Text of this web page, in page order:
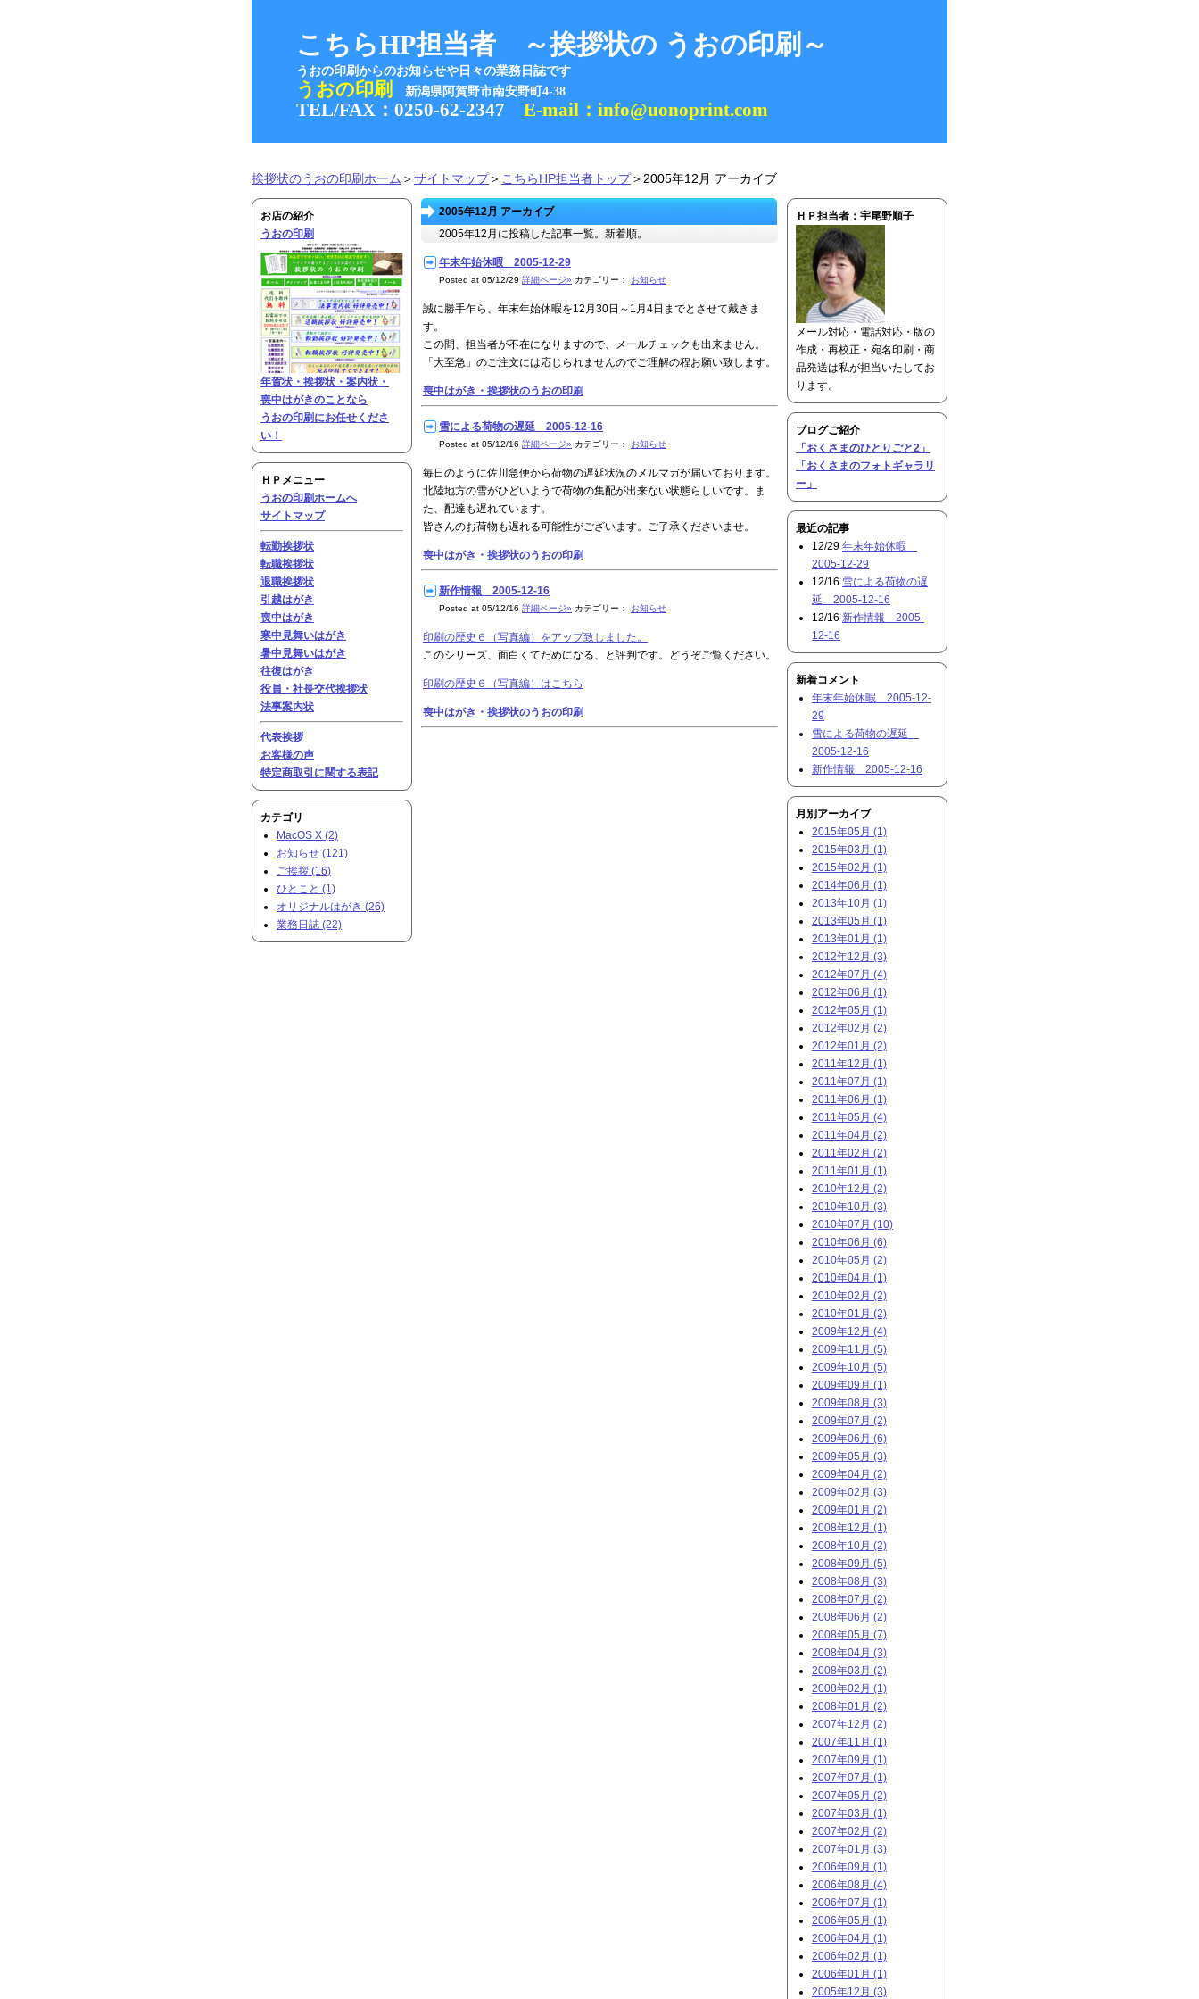
こちらHP担当者 ～挨拶状の うおの印刷～
うおの印刷からのお知らせや日々の業務日誌です
うおの印刷 新潟県阿賀野市南安野町4-38
TEL/FAX：0250-62-2347 E-mail：info@uonoprint.com
挨拶状のうおの印刷ホーム ＞サイトマップ＞ こちらHP担当者トップ＞2005年12月 アーカイブ
2005年12月 アーカイブ
2005年12月に投稿した記事一覧。新着順。
年末年始休暇 2005-12-29
Posted at 05/12/29 詳細ページ» カテゴリー： お知らせ
誠に勝手乍ら、年末年始休暇を12月30日～1月4日までとさせて戴きま
す。
この間、担当者が不在になりますので、メールチェックも出来ません。
「大至急」のご注文には応じられませんのでご理解の程お願い致します。
喪中はがき・挨拶状のうおの印刷
雪による荷物の遅延 2005-12-16
Posted at 05/12/16 詳細ページ» カテゴリー： お知らせ
毎日のように佐川急便から荷物の遅延状況のメルマガが届いております。
北陸地方の雪がひどいようで荷物の集配が出来ない状態らしいです。ま
た、配達も遅れています。
皆さんのお荷物も遅れる可能性がございます。ご了承くださいませ。
喪中はがき・挨拶状のうおの印刷
新作情報 2005-12-16
Posted at 05/12/16 詳細ページ» カテゴリー： お知らせ
印刷の歴史６（写真編）をアップ致しました。
このシリーズ、面白くてためになる、と評判です。どうぞご覧ください。
印刷の歴史６（写真編）はこちら
喪中はがき・挨拶状のうおの印刷
お店の紹介
うおの印刷
年賀状・挨拶状・案内状・
喪中はがきのことなら
うおの印刷にお任せくださ
い！
ＨＰメニュー
うおの印刷ホームへ
サイトマップ
転勤挨拶状
転職挨拶状
退職挨拶状
引越はがき
喪中はがき
寒中見舞いはがき
暑中見舞いはがき
往復はがき
役員・社長交代挨拶状
法事案内状
代表挨拶
お客様の声
特定商取引に関する表記
カテゴリ
MacOS X (2)
お知らせ (121)
ご挨拶 (16)
ひとこと (1)
オリジナルはがき (26)
業務日誌 (22)
ＨＰ担当者：宇尾野順子
メール対応・電話対応・版の
作成・再校正・宛名印刷・商
品発送は私が担当いたしてお
ります。
ブログご紹介
「おくさまのひとりごと2」
「おくさまのフォトギャラリ
ー」
最近の記事
12/29 年末年始休暇
2005-12-29
12/16 雪による荷物の遅
延 2005-12-16
12/16 新作情報 2005-
12-16
新着コメント
年末年始休暇 2005-12-
29
雪による荷物の遅延
2005-12-16
新作情報 2005-12-16
月別アーカイブ
2015年05月 (1)
2015年03月 (1)
2015年02月 (1)
2014年06月 (1)
2013年10月 (1)
2013年05月 (1)
2013年01月 (1)
2012年12月 (3)
2012年07月 (4)
2012年06月 (1)
2012年05月 (1)
2012年02月 (2)
2012年01月 (2)
2011年12月 (1)
2011年07月 (1)
2011年06月 (1)
2011年05月 (4)
2011年04月 (2)
2011年02月 (2)
2011年01月 (1)
2010年12月 (2)
2010年10月 (3)
2010年07月 (10)
2010年06月 (6)
2010年05月 (2)
2010年04月 (1)
2010年02月 (2)
2010年01月 (2)
2009年12月 (4)
2009年11月 (5)
2009年10月 (5)
2009年09月 (1)
2009年08月 (3)
2009年07月 (2)
2009年06月 (6)
2009年05月 (3)
2009年04月 (2)
2009年02月 (3)
2009年01月 (2)
2008年12月 (1)
2008年10月 (2)
2008年09月 (5)
2008年08月 (3)
2008年07月 (2)
2008年06月 (2)
2008年05月 (7)
2008年04月 (3)
2008年03月 (2)
2008年02月 (1)
2008年01月 (2)
2007年12月 (2)
2007年11月 (1)
2007年09月 (1)
2007年07月 (1)
2007年05月 (2)
2007年03月 (1)
2007年02月 (2)
2007年01月 (3)
2006年09月 (1)
2006年08月 (4)
2006年07月 (1)
2006年05月 (1)
2006年04月 (1)
2006年02月 (1)
2006年01月 (1)
2005年12月 (3)